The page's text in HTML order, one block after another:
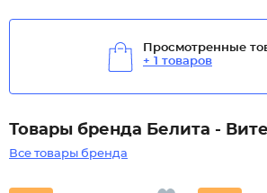
Просмотренные
+ 1 товаров
Товары бренда Белита -
Все товары бренда